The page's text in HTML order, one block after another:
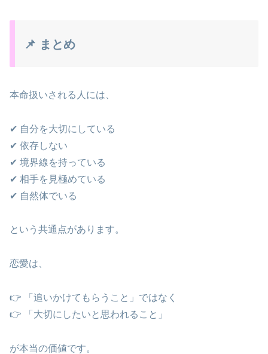
📌 まとめ
本命扱いされる人には、
✔ 自分を大切にしている
✔ 依存しない
✔ 境界線を持っている
✔ 相手を見極めている
✔ 自然体でいる
という共通点があります。
恋愛は、
👉 「追いかけてもらうこと」ではなく
👉 「大切にしたいと思われること」
が本当の価値です。